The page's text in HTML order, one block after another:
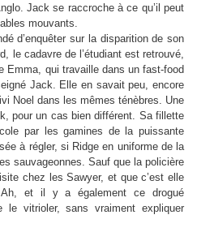
Jack se raccroche à ce qu’il peut
mouvants.
d’enquêter sur la disparition de son
le cadavre de l’étudiant est retrouvé,
Emma, qui travaille dans un fast-food
Jack. Elle en savait peu, encore
Noel dans les mêmes ténèbres. Une
pour un cas bien différent. Sa fillette
par les gamines de la puissante
à régler, si Ridge en uniforme de la
sauvageonnes. Sauf que la policière
chez les Sawyer, et que c’est elle
et il y a également ce drogué
le vitrioler, sans vraiment expliquer